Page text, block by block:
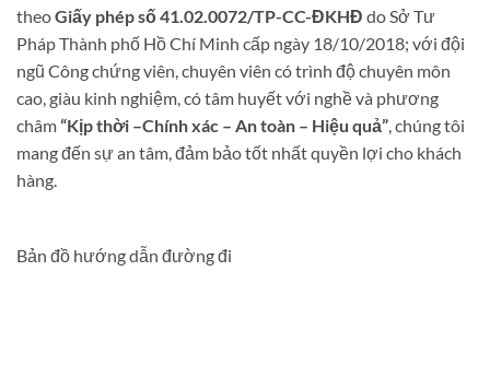
theoGiấy phép số 41.02.0072/TP-CC-ĐKHĐ do Sở Tư
Pháp Thành phố Hồ Chí Minh cấp ngày 18/10/2018; với đội
ngũ Công chứng viên, chuyên viên có trình độ chuyên môn
cao, giàu kinh nghiệm, có tâm huyết với nghề và phương
châm“Kịp thời –Chính xác – An toàn – Hiệu quả” , chúng tôi
mang đến sự an tâm, đảm bảo tốt nhất quyền lợi cho khách
hàng.
Bản đồ hướng dẫn đường đi